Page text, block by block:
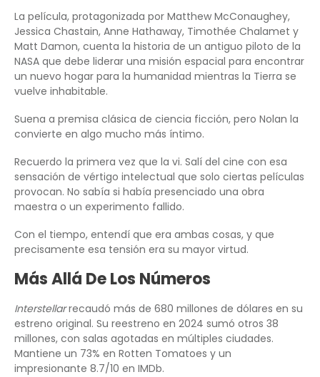
La película, protagonizada por Matthew McConaughey,
Jessica Chastain, Anne Hathaway, Timothée Chalamet y
Matt Damon, cuenta la historia de un antiguo piloto de la
NASA que debe liderar una misión espacial para encontrar
un nuevo hogar para la humanidad mientras la Tierra se
vuelve inhabitable.
Suena a premisa clásica de ciencia ficción, pero Nolan la
convierte en algo mucho más íntimo.
Recuerdo la primera vez que la vi. Salí del cine con esa
sensación de vértigo intelectual que solo ciertas películas
provocan. No sabía si había presenciado una obra
maestra o un experimento fallido.
Con el tiempo, entendí que era ambas cosas, y que
precisamente esa tensión era su mayor virtud.
Más Allá De Los Números
Interstellarrecaudó más de 680 millones de dólares en su
estreno original. Su reestreno en 2024 sumó otros 38
millones, con salas agotadas en múltiples ciudades.
Mantiene un 73% en Rotten Tomatoes y un
impresionante 8.7/10 en IMDb.